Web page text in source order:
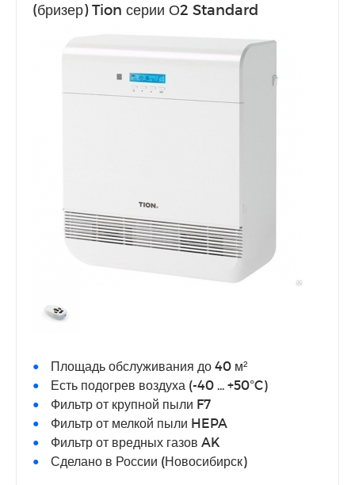
(бризер) Tion серии О2 Standard
Площадь обслуживания до 40 м²
Есть подогрев воздуха (-40 ... +50°C)
Фильтр от крупной пыли F7
Фильтр от мелкой пыли HEPA
Фильтр от вредных газов AK
Сделано в России (Новосибирск)